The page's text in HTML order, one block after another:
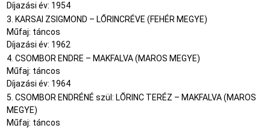
Díjazási év: 1954
3. KARSAI ZSIGMOND – LŐRINCRÉVE (FEHÉR MEGYE)
Műfaj: táncos
Díjazási év: 1962
4. CSOMBOR ENDRE – MAKFALVA (MAROS MEGYE)
Műfaj: táncos
Díjazási év: 1964
5. CSOMBOR ENDRÉNÉ szül: LŐRINC TERÉZ – MAKFALVA (MAROS
MEGYE)
Műfaj: táncos